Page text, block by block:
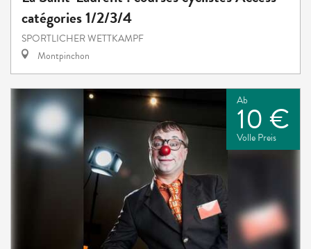
catégories 1/2/3/4
SPORTLICHER WETTKAMPF
Montpinchon
Ab
10 €
Volle Preis